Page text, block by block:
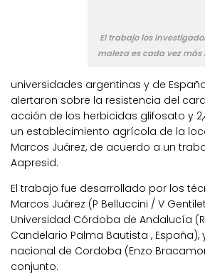
El trabajo los
maleza es cada vez
universidades argentinas y de
alertaron sobre la resistencia del
acción de los herbicidas glifosato y
un establecimiento agrícola de la
Marcos Juárez, de acuerdo a un
Aapresid.
El trabajo fue desarrollado por los
Marcos Juárez (P Belluccini / V
Universidad Córdoba de Andalucía
Candelario Palma Bautista , España),
nacional de Cordoba (Enzo
conjunto.